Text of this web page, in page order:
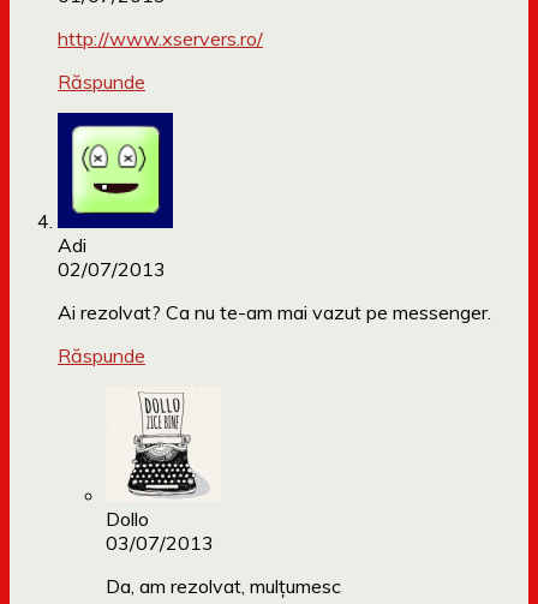
http://www.xservers.ro/
Răspunde
Adi
02/07/2013
Ai rezolvat? Ca nu te-am mai vazut pe messenger.
Răspunde
Dollo
03/07/2013
Da, am rezolvat, mulțumesc